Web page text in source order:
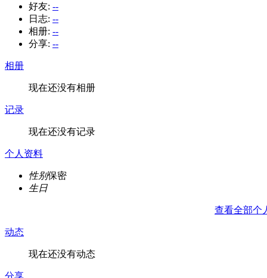
好友: --
日志: --
相册: --
分享: --
相册
现在还没有相册
记录
现在还没有记录
个人资料
性别保密
生日
查看全部个
动态
现在还没有动态
分享